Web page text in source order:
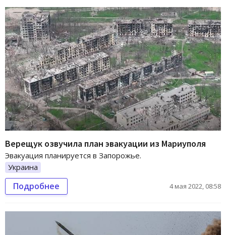
Верещук озвучила план эвакуации из Мариуполя
Эвакуация планируется в Запорожье.
Украина
Подробнее 4 мая 2022, 08:58